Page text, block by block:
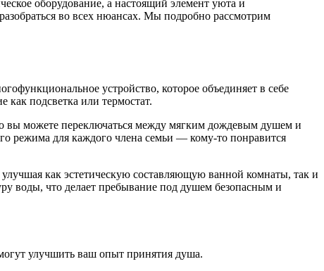
оборудование, а настоящий элемент уюта и
во всех нюансах. Мы подробно рассмотрим
устройство, которое объединяет в себе
подсветка или термостат.
вы можете переключаться между мягким дождевым душем и
режима для каждого члена семьи — кому-то понравится
как эстетическую составляющую ванной комнаты, так и
воды, что делает пребывание под душем безопасным и
улучшить ваш опыт принятия душа.